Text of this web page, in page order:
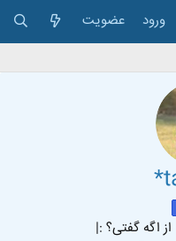
ورود عضویت
ازاگه گفتی؟ :|